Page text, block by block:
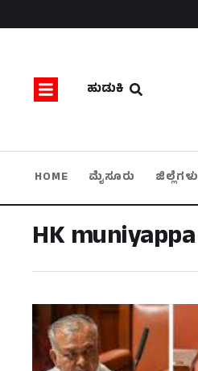
ಹುಡುಕಿ
HOME ಮೈಸೂರು ಜಿಲ್ಲೆಗಳು
HK muniyappa